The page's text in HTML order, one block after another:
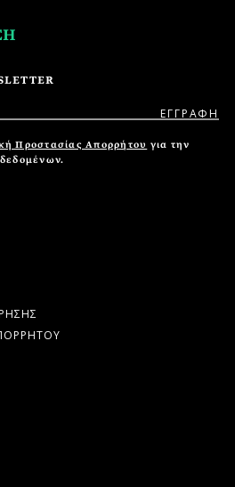
Προστασίας Απορρήτου για την